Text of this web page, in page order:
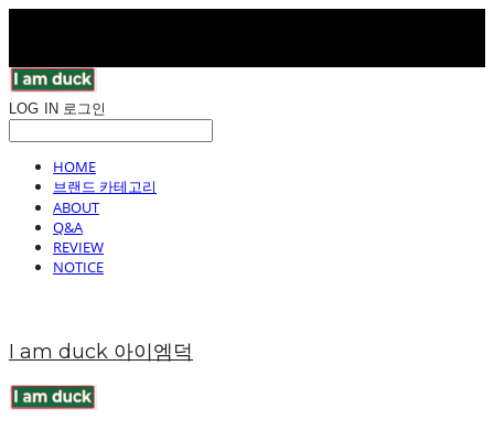
LOG IN 로그인
HOME
브랜드 카테고리
ABOUT
Q&A
REVIEW
NOTICE
I am duck 아이엠덕